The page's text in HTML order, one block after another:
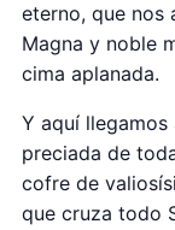
eterno, que nos
Magna y noble
cima aplanada.
Y aquí
preciada de
cofre de
que cruza todo